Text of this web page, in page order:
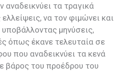
αναδεικνύει τα τραγικά
να τον φιμώνει και
μηνύσεις,
όπως έκανε τελευταία σε
που αναδεικνύει τα κενά
βάρος του προέδρου του